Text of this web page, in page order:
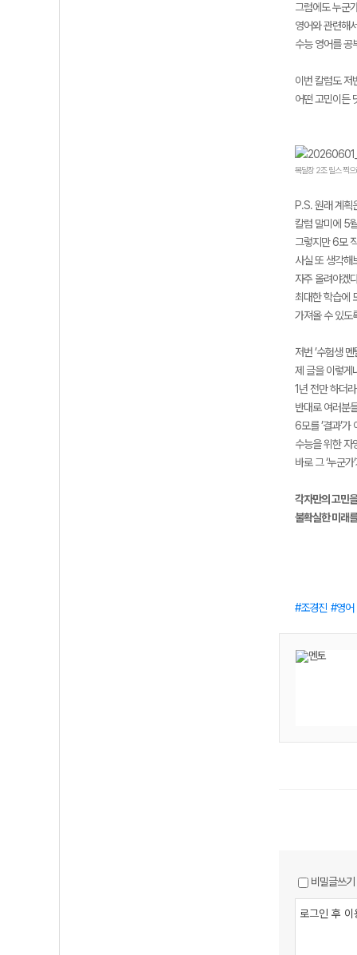
그럼에도 누군
영어와 관련해
수능 영어를 공
이번 칼럼도 저
어떤 고민이든
목달장 2조 릴스 찍
P.S. 원래 계획
칼럼 말미에 5
그렇지만 6모
사실 또 생각해
자주 올려야겠
최대한 학습에
가져올 수 있도
저번 ’수험생
제 글을 이렇게
1년 전만 하더
반대로 여러분
6모를 ’결과’가
수능을 위한 자
바로 그 ‘누군
각자만의 고민
불확실한 미래
조경진 영어
비밀글쓰기